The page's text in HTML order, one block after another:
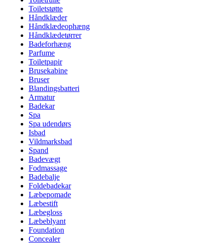
Toiletstøtte
Håndklæder
Håndklædeophæng
Håndklædetørrer
Badeforhæng
Parfume
Toiletpapir
Brusekabine
Bruser
Blandingsbatteri
Armatur
Badekar
Spa
Spa udendørs
Isbad
Vildmarksbad
Spand
Badevægt
Fodmassage
Badebalje
Foldebadekar
Læbepomade
Læbestift
Læbegloss
Læbeblyant
Foundation
Concealer